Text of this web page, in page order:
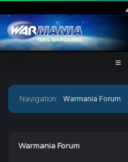
Navigation:Warmania Forum
Warmania Forum